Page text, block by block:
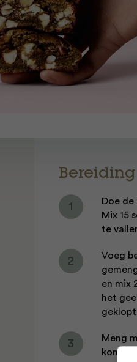
Bereiding
Doe
Mix 15
te
Voeg
en mix
het
Meng
kom.